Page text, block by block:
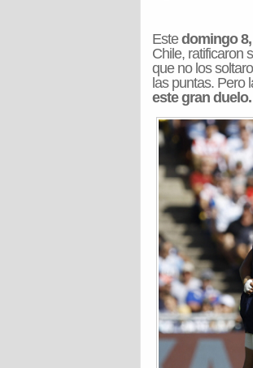
Estedomingo 8,
Chile, ratificaron
que no los
las puntas. Pero
este gran duelo.